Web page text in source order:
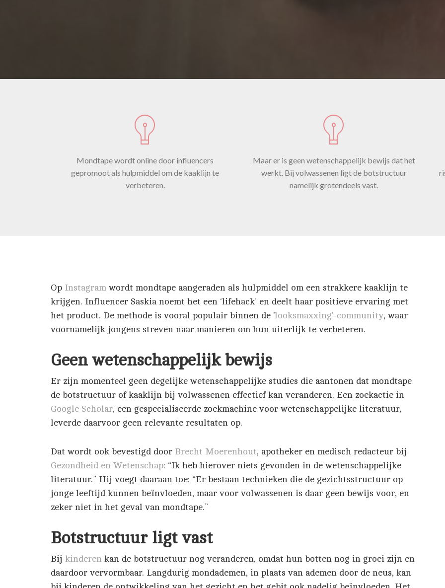
Mondtape wordt online door influencers
gepromoot als hulpmiddel om de kaaklijn te
verbeteren.
Maar er is geen wetenschappelijk bewijs dat het
werkt. Bij volwassenen ligt de botstructuur
namelijk grotendeels vast.
Op Instagram wordt mondtape aangeraden als hulpmiddel om een strakkere kaaklijn te
krijgen. Influencer Saskia noemt het een ‘lifehack’ en deelt haar positieve ervaring met
het product. De methode is vooral populair binnen de 'looksmaxxing'-community, waar
voornamelijk jongens streven naar manieren om hun uiterlijk te verbeteren.
Geen wetenschappelijk bewijs
Er zijn momenteel geen degelijke wetenschappelijke studies die aantonen dat mondtape
de botstructuur of kaaklijn bij volwassenen effectief kan veranderen. Een zoekactie in
Google Scholar, een gespecialiseerde zoekmachine voor wetenschappelijke literatuur,
leverde daarvoor geen relevante resultaten op.
Dat wordt ook bevestigd door Brecht Moerenhout, apotheker en medisch redacteur bij
Gezondheid en Wetenschap: “Ik heb hierover niets gevonden in de wetenschappelijke
literatuur.” Hij voegt daaraan toe: “Er bestaan technieken die de gezichtsstructuur op
jonge leeftijd kunnen beïnvloeden, maar voor volwassenen is daar geen bewijs voor, en
zeker niet in het geval van mondtape.”
Botstructuur ligt vast
Bij kinderen kan de botstructuur nog veranderen, omdat hun botten nog in groei zijn en
daardoor vervormbaar. Langdurig mondademen, in plaats van ademen door de neus, kan